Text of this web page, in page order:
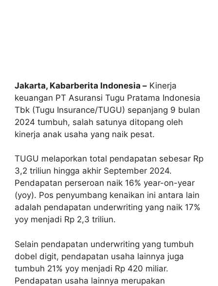
Jakarta, Kabarberita Indonesia – Kinerja
keuangan PT Asuransi Tugu Pratama Indonesia
Tbk (Tugu Insurance/TUGU) sepanjang 9 bulan
2024 tumbuh, salah satunya ditopang oleh
kinerja anak usaha yang naik pesat.
TUGU melaporkan total pendapatan sebesar Rp
3,2 triliun hingga akhir September 2024.
Pendapatan perseroan naik 16% year-on-year
(yoy). Pos penyumbang kenaikan ini antara lain
adalah pendapatan underwriting yang naik 17%
yoy menjadi Rp 2,3 triliun.
Selain pendapatan underwriting yang tumbuh
dobel digit, pendapatan usaha lainnya juga
tumbuh 21% yoy menjadi Rp 420 miliar.
Pendapatan usaha lainnya merupakan